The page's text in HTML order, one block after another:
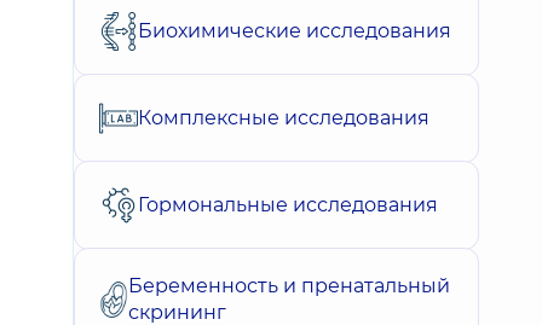
Биохимические исследования
Комплексные исследования
Гормональные исследования
Беременность и пренатальный
скрининг